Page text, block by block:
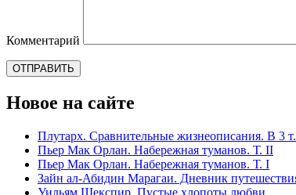
Комментарий
Новое на сайте
Плутарх. Сравнительные жизнеописания. В 3
Пьер Мак Орлан. Набережная туманов. Т. II
Пьер Мак Орлан. Набережная туманов. Т. I
Зайн ал-Абидин Марагаи. Дневник
Уильям Шекспир. Пустые хлопоты любви